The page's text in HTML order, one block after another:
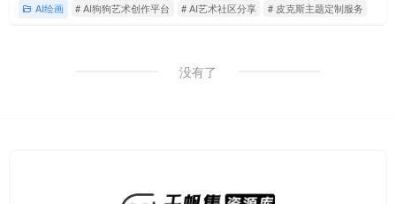
AI绘画 # AI狗狗艺术创作平台 # AI艺术社区分享 # 皮克斯主题定制服务
没有了